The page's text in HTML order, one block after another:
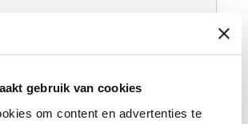
gebruik van cookies
om content en advertenties te